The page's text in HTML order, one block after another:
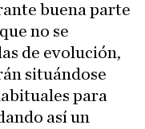
buena parte
no se
de evolución,
situándose
para
así un